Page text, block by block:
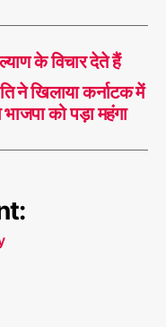
के विचार देते हैं
ने खिलाया कर्नाटक में
को पड़ा महंगा